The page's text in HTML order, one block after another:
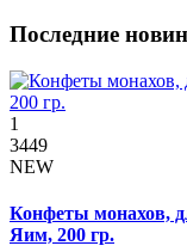
Последние
1
3449
NEW
Конфеты монахов,
Яим, 200 гр.